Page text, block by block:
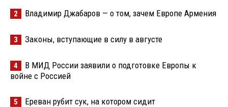
2 Владимир Джабаров — о том, зачем Европе Армения
3 Законы, вступающие в силу в августе
4
В МИД России заявили о подготовке Европы к
войне с Россией
5 Ереван рубит сук, на котором сидит